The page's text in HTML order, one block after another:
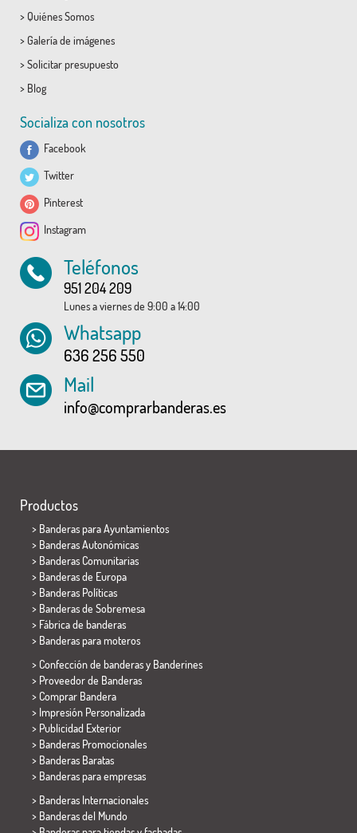
> Quiénes Somos
> Galería de imágenes
> Solicitar presupuesto
> Blog
Socializa con nosotros
Facebook
Twitter
Pinterest
Instagram
Teléfonos
951 204 209
Lunes a viernes de 9:00 a 14:00
Whatsapp
636 256 550
Mail
info@comprarbanderas.es
Productos
> Banderas para Ayuntamientos
> Banderas Autonómicas
> Banderas Comunitarias
> Banderas de Europa
> Banderas Políticas
> Banderas de Sobremesa
> Fábrica de banderas
> Banderas para moteros
> Confección de banderas y Banderines
> Proveedor de Banderas
> Comprar Bandera
> Impresión Personalizada
> Publicidad Exterior
> Banderas Promocionales
> Banderas Baratas
> Banderas para empresas
> Banderas Internacionales
> Banderas del Mundo